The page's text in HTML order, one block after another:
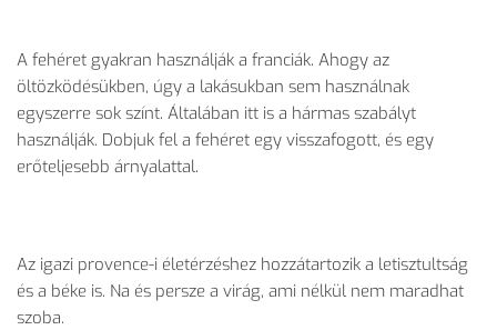
A fehéret gyakran használják a franciák. Ahogy az
öltözködésükben, úgy a lakásukban sem használnak
egyszerre sok színt. Általában itt is a hármas szabályt
használják. Dobjuk fel a fehéret egy visszafogott, és egy
erőteljesebb árnyalattal.
Az igazi provence-i életérzéshez hozzátartozik a letisztultság
és a béke is. Na és persze a virág, ami nélkül nem maradhat
szoba.